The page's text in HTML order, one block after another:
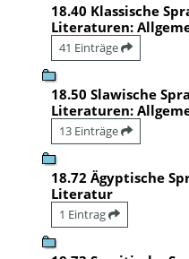
18.40 Klassische
Literaturen:
41 Einträge
18.50 Slawische
Literaturen:
13 Einträge
18.72 Ägyptische
Literatur
1 Eintrag